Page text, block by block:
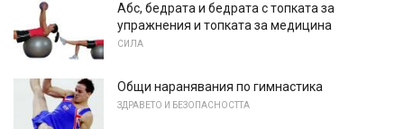
Абс, бедрата и бедрата с топката за
упражнения и топката за медицина
СИЛА
Общи наранявания по гимнастика
ЗДРАВЕТО И БЕЗОПАСНОСТТА